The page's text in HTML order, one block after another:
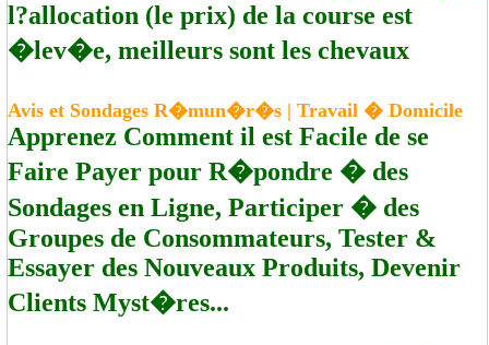
l?allocation (le prix) de la course est
�lev�e, meilleurs sont les chevaux
Avis et Sondages R�mun�r�s | Travail � Domicile
Apprenez Comment il est Facile de se
Faire Payer pour R�pondre � des
Sondages en Ligne, Participer � des
Groupes de Consommateurs, Tester &
Essayer des Nouveaux Produits, Devenir
Clients Myst�res...